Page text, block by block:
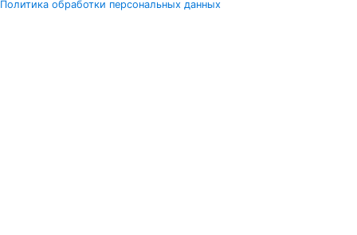
Политика обработки персональных данных